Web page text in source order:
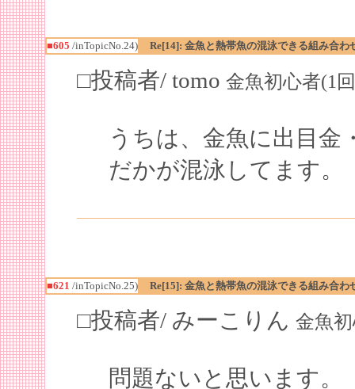
■605 /inTopicNo.24) Re[14]: 金魚と熱帯魚の混泳できる組み合わ
□投稿者/ tomo 金魚初心者(1
うちは、金魚に出目
だかが混泳してます。
■621 /inTopicNo.25) Re[15]: 金魚と熱帯魚の混泳できる組み合わ
□投稿者/ みーこりん 金魚初
問題ないと思います。